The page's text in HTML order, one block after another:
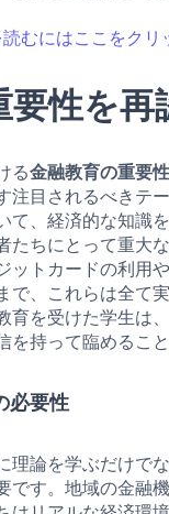
むにはここをクリ
要性を再
る金融教育の重要性
注目されるべきテ
て、経済的な知識
たちにとって重大
ットカードの利用
で、これらは全て
育を受けた学生は
を持って臨めること
必要性
理論を学ぶだけで
です。地域の金融